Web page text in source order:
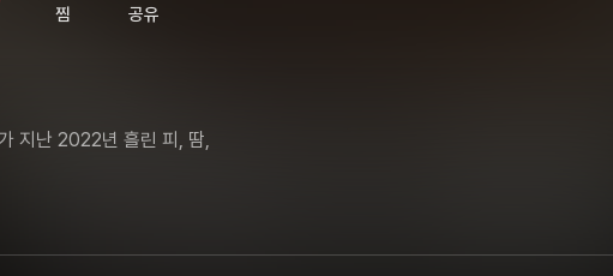
찜 공유
지난 2022년 흘린 피, 땀,